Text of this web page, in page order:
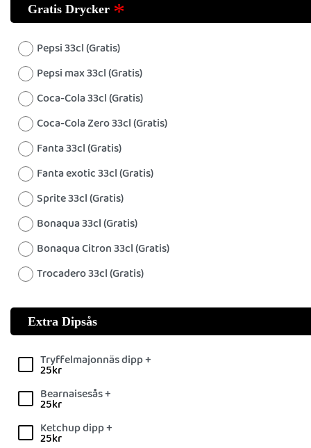
Gratis Drycker
Pepsi 33cl (Gratis)
Pepsi max 33cl (Gratis)
Coca-Cola 33cl (Gratis)
Coca-Cola Zero 33cl (Gratis)
Fanta 33cl (Gratis)
Fanta exotic 33cl (Gratis)
Sprite 33cl (Gratis)
Bonaqua 33cl (Gratis)
Bonaqua Citron 33cl (Gratis)
Trocadero 33cl (Gratis)
Extra Dipsås
Tryffelmajonnäs dipp +
25kr
Bearnaisesås +
25kr
Ketchup dipp +
25kr